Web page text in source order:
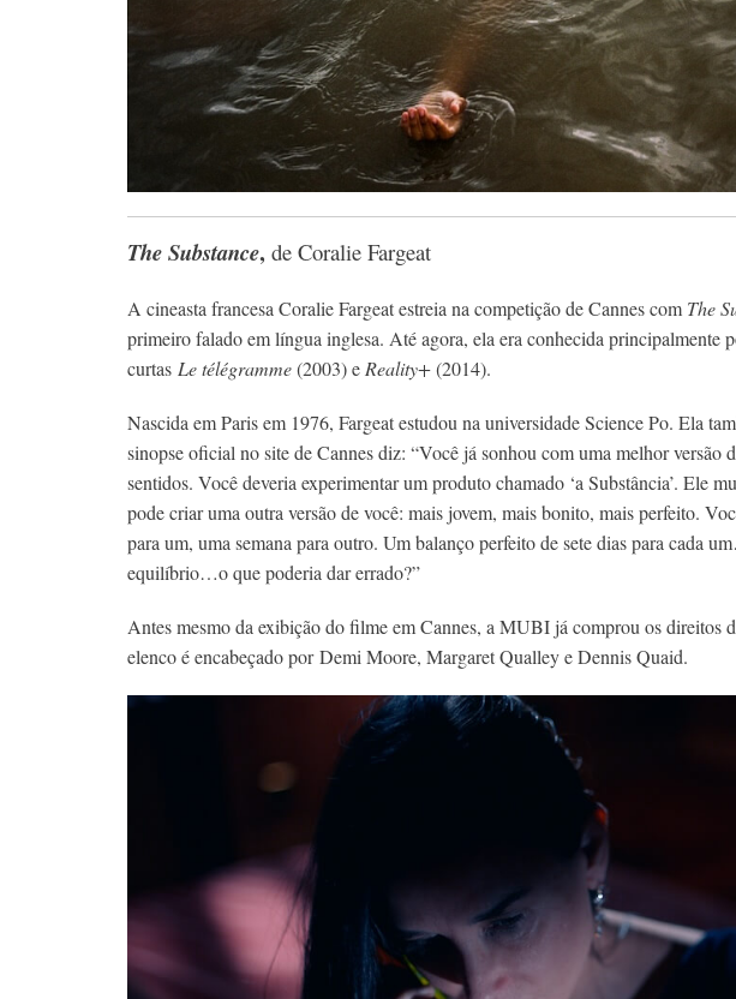
The Substance, de Coralie Fargeat
A cineasta francesa Coralie Fargeat estreia na competição de Cannes com The
primeiro falado em língua inglesa. Até agora, ela era conhecida principalmente
curtas Le télégramme(2003) eReality+(2014).
Nascida em Paris em 1976, Fargeat estudou na universidade Science Po. Ela
sinopse oficial no site de Cannes diz: “Você já sonhou com uma melhor versão
sentidos. Você deveria experimentar um produto chamado ‘a Substância’. Ele
pode criar uma outra versão de você: mais jovem, mais bonito, mais perfeito.
para um, uma semana para outro. Um balanço perfeito de sete dias para cada
equilíbrio…o que poderia dar errado?”
Antes mesmo da exibição do filme em Cannes, a MUBI já comprou os direitos
elenco é encabeçado por Demi Moore, Margaret Qualley e Dennis Quaid.